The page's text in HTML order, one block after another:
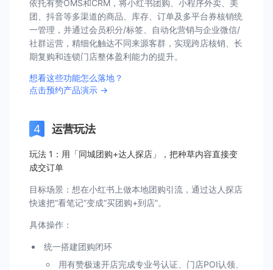
依托有赞OMS和CRM，将小红书团购、小程序外卖、美
团、抖音等多渠道的商品、库存、订单及多平台券核销统
一管理，并通过会员积分/标签、自动化营销与企业微信/
社群运营，精细化触达不同来源客群，实现跨店核销、长
期复购和连锁门店整体盈利能力的提升。
想看这些功能怎么落地？
点击预约产品演示 →
运营玩法
玩法 1：用「同城团购+达人探店」，把种草内容直接变
成交订单
目标场景：想在小红书上做本地团购引流，通过达人探店
快速把“看笔记”变成“买团购+到店”。
具体操作：
统一搭建团购闭环
用有赞极速开店完成专业号认证、门店POI认领、